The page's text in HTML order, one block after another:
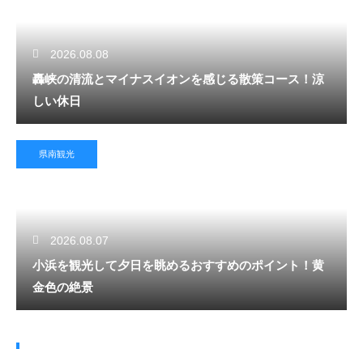
2026.08.08
轟峡の清流とマイナスイオンを感じる散策コース！涼
しい休日
県南観光
2026.08.07
小浜を観光して夕日を眺めるおすすめのポイント！黄
金色の絶景